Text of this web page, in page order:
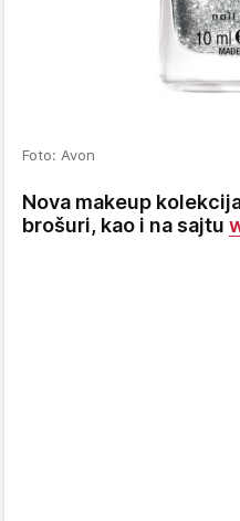
Foto: Avon
Nova makeup
brošuri, kao i na sajtu